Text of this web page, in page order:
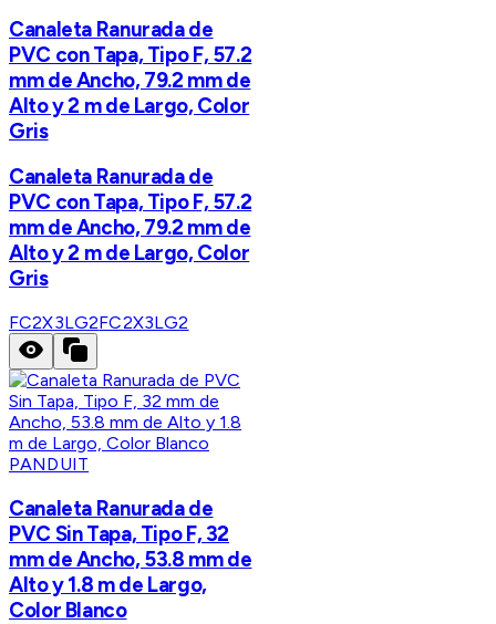
Canaleta Ranurada de
PVC con Tapa, Tipo F, 57.2
mm de Ancho, 79.2 mm de
Alto y 2 m de Largo, Color
Gris
Canaleta Ranurada de
PVC con Tapa, Tipo F, 57.2
mm de Ancho, 79.2 mm de
Alto y 2 m de Largo, Color
Gris
FC2X3LG2FC2X3LG2
PANDUIT
Canaleta Ranurada de
PVC Sin Tapa, Tipo F, 32
mm de Ancho, 53.8 mm de
Alto y 1.8 m de Largo,
Color Blanco